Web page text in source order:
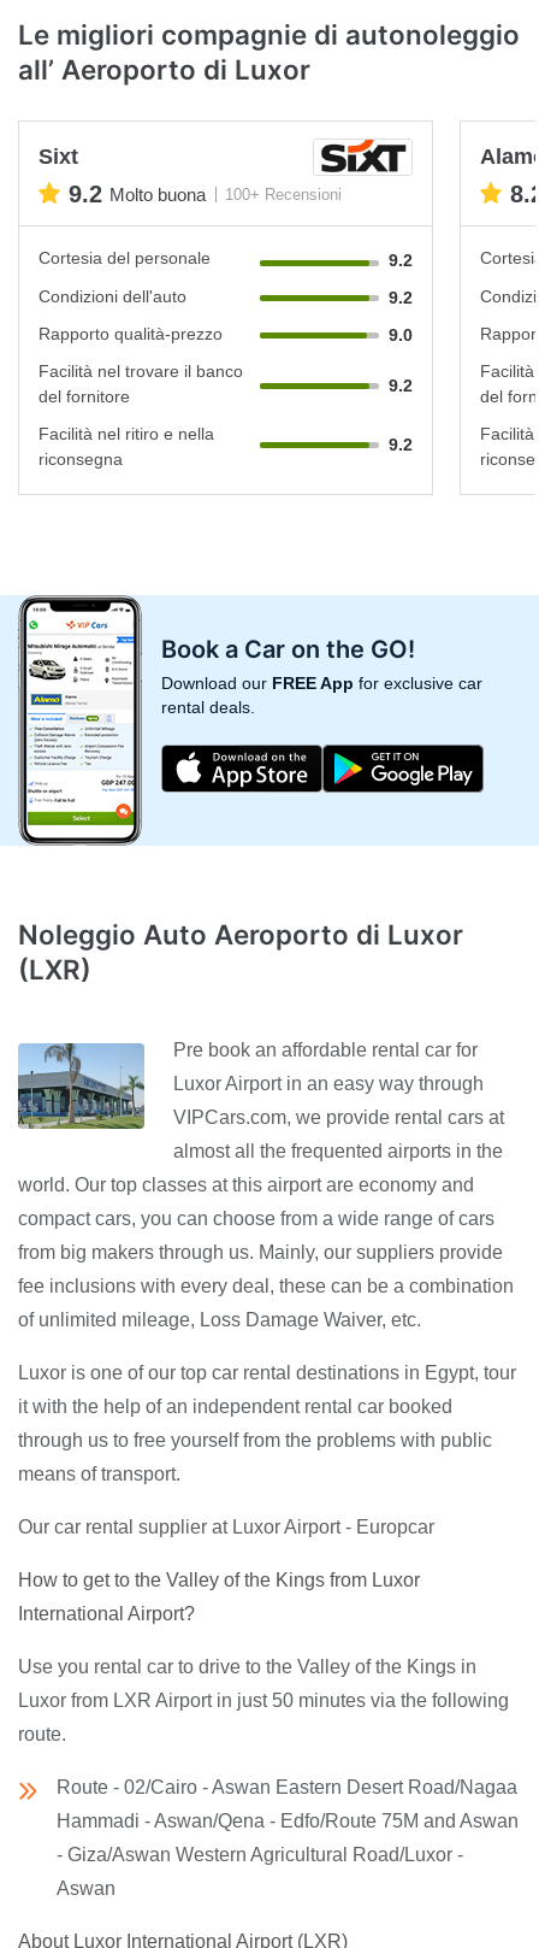
Le migliori compagnie di autonoleggio
all’ Aeroporto di Luxor
Sixt
9.2 Molto buona 100+ Recensioni
Cortesia del personale
9.2
Condizioni dell'auto
9.2
Rapporto qualità-prezzo
9.0
Facilità nel trovare il banco
del fornitore
9.2
Facilità nel ritiro e nella
riconsegna
9.2
del
Book a Car on the GO!
Download our FREE App for exclusive car
rental deals.
Noleggio Auto Aeroporto di Luxor
(LXR)
Pre book an affordable rental car for
Luxor Airport in an easy way through
VIPCars.com, we provide rental cars at
almost all the frequented airports in the
world. Our top classes at this airport are economy and
compact cars, you can choose from a wide range of cars
from big makers through us. Mainly, our suppliers provide
fee inclusions with every deal, these can be a combination
of unlimited mileage, Loss Damage Waiver, etc.
Luxor is one of our top car rental destinations in Egypt, tour
it with the help of an independent rental car booked
through us to free yourself from the problems with public
means of transport.
Our car rental supplier at Luxor Airport - Europcar
How to get to the Valley of the Kings from Luxor
International Airport?
Use you rental car to drive to the Valley of the Kings in
Luxor from LXR Airport in just 50 minutes via the following
route.
Route - 02/Cairo - Aswan Eastern Desert Road/Nagaa
Hammadi - Aswan/Qena - Edfo/Route 75M and Aswan
- Giza/Aswan Western Agricultural Road/Luxor -
Aswan
About Luxor International Airport (LXR)